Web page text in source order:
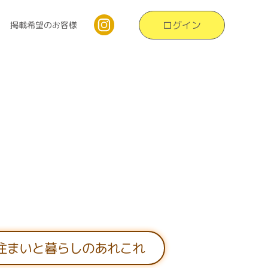
掲載希望のお客様 ログイン
まいと暮らしのあれこれ